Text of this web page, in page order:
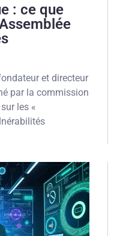
: ce que
et directeur
par la commission
les «